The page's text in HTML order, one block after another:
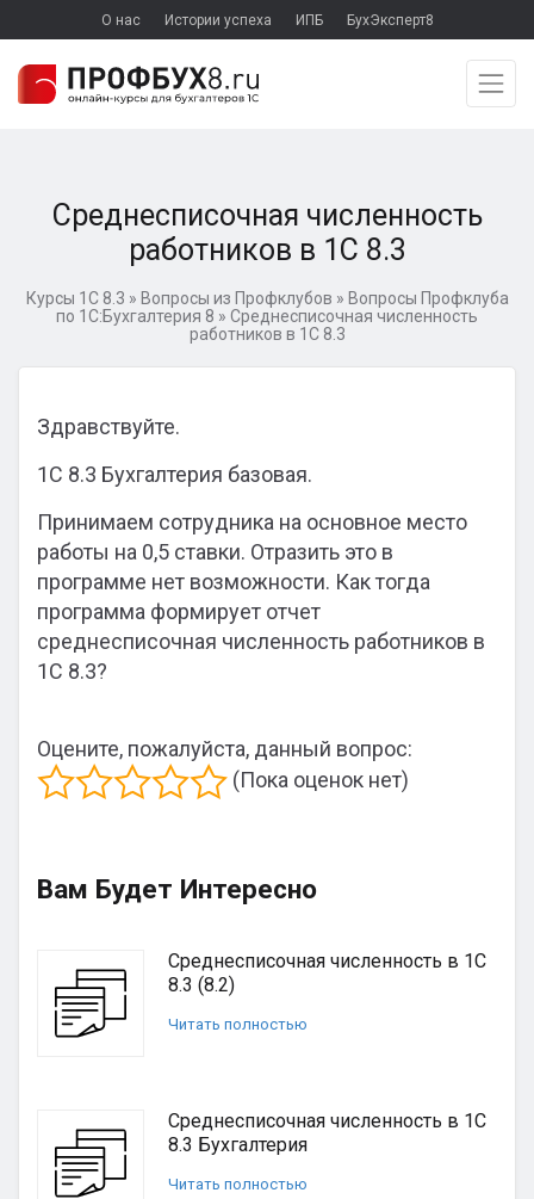
О нас Истории успеха ИПБ БухЭксперт8
Среднесписочная численность
работников в 1С 8.3
Курсы 1С 8.3 » Вопросы из Профклубов » Вопросы Профклуба
по 1С:Бухгалтерия 8 » Среднесписочная численность
работников в 1С 8.3
Здравствуйте.
1С 8.3 Бухгалтерия базовая.
Принимаем сотрудника на основное место
работы на 0,5 ставки. Отразить это в
программе нет возможности. Как тогда
программа формирует отчет
среднесписочная численность работников в
1С 8.3?
Оцените, пожалуйста, данный вопрос:
(Пока оценок нет)
Вам Будет Интересно
Среднесписочная численность в 1С
8.3 (8.2)
Читать полностью
Среднесписочная численность в 1С
8.3 Бухгалтерия
Читать полностью